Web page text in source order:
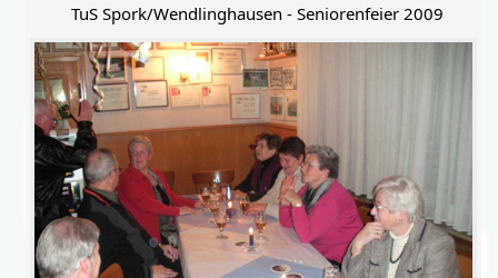
TuS Spork/Wendlinghausen - Seniorenfeier 2009